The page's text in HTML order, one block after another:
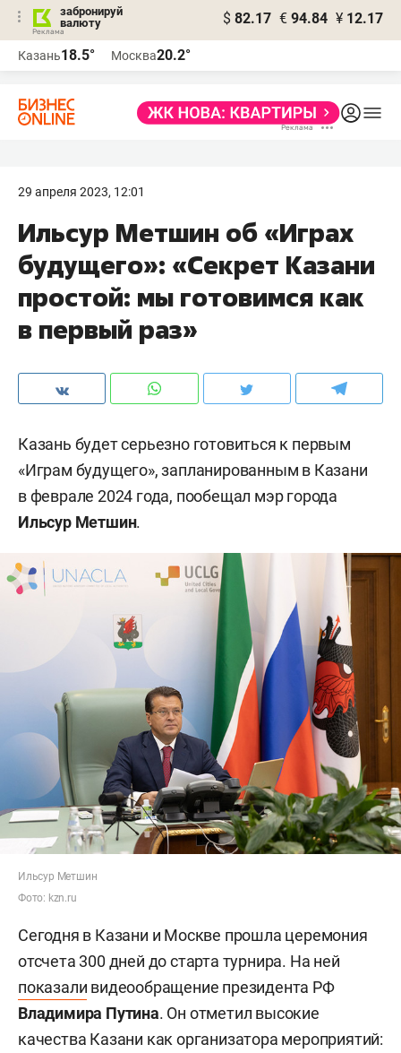
забронируй
валюту
$ 82.17 € 94.84 ¥ 12.17
Казань18.5° Москва20.2°
29 апреля 2023, 12:01
Ильсур Метшин об «Играх
будущего»: «Секрет Казани
простой: мы готовимся как
в первый раз»
Казань будет серьезно готовиться к первым
«Играм будущего», запланированным в Казани
в феврале 2024 года, пообещал мэр города
Ильсур Метшин.
Ильсур Метшин
Фото: kzn.ru
Сегодня в Казани и Москве прошла церемония
отсчета 300 дней до старта турнира. На ней
показали видеообращение президента РФ
Владимира Путина. Он отметил высокие
качества Казани как организатора мероприятий: